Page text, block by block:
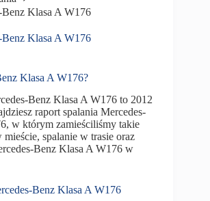
Benz Klasa A W176
Benz Klasa A W176
Klasa A W176?
Benz Klasa A W176 to 2012
raport spalania Mercedes-
w którym zamieściliśmy takie
mieście, spalanie w trasie oraz
Benz Klasa A W176 w
Benz Klasa A W176